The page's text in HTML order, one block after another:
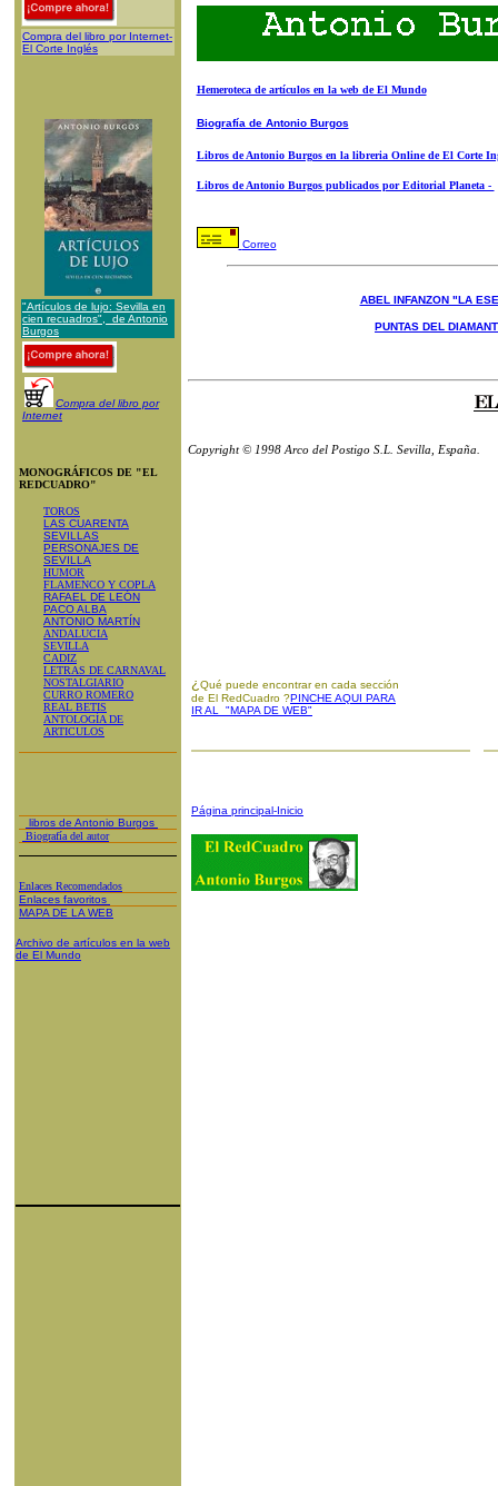
Compra del libro por Internet-
El Corte Inglés
"Artículos de lujo: Sevilla en
cien recuadros", de Antonio
Burgos
Compra del libro por
Internet
MONOGRÁFICOS DE "EL
REDCUADRO"
TOROS
LAS CUARENTA
SEVILLAS
PERSONAJES DE
SEVILLA
HUMOR
FLAMENCO Y COPLA
RAFAEL DE LEÓN
PACO ALBA
ANTONIO MARTÍN
ANDALUCIA
SEVILLA
CADIZ
LETRAS DE CARNAVAL
NOSTALGIARIO
CURRO ROMERO
REAL BETIS
ANTOLOGÍA DE
ARTICULOS
libros de Antonio Burgos
Biografía del autor
Enlaces Recomendados
Enlaces favoritos
MAPA DE LA WEB
Archivo de artículos en la web
de El Mundo
Hemeroteca de artículos en la web de El Mundo
Biografía de Antonio Burgos
Libros de Antonio Burgos en la libreria Online de El Corte
Libros de Antonio Burgos publicados por Editorial Planeta -
Correo
ABEL INFANZON "LA
PUNTAS DEL
Copyright © 1998 Arco del Postigo S.L. Sevilla, España.
¿ Qué puede encontrar en cada sección
de El RedCuadro ?PINCHE AQUI PARA
IR AL "MAPA DE WEB"
Página principal-Inicio